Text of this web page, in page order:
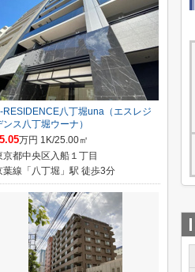
RESIDENCE八丁堀una（エスレジ
ンス八丁堀ウーナ）
万円 1K/25.00㎡
京都中央区入船１丁目
葉線「八丁堀」駅 徒歩3分